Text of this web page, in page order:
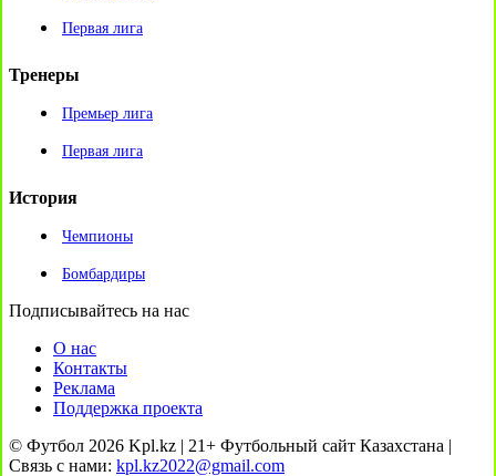
Первая лига
Тренеры
Премьер лига
Первая лига
История
Чемпионы
Бомбардиры
Подписывайтесь на нас
О нас
Контакты
Реклама
Поддержка проекта
© Футбол 2026 Kpl.kz | 21+ Футбольный сайт Казахстана |
Связь с нами: kpl.kz2022@gmail.com